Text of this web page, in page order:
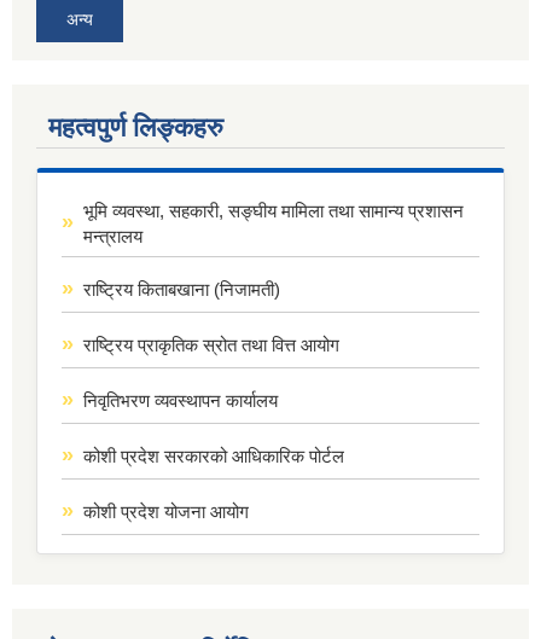
अन्य
महत्वपुर्ण लिङ्कहरु
भूमि व्यवस्था, सहकारी, सङ्घीय मामिला तथा सामान्य प्रशासन
मन्त्रालय
राष्ट्रिय किताबखाना (निजामती)
राष्ट्रिय प्राकृतिक स्रोत तथा वित्त आयोग
निवृतिभरण व्यवस्थापन कार्यालय
कोशी प्रदेश सरकारको आधिकारिक पोर्टल
कोशी प्रदेश योजना आयोग